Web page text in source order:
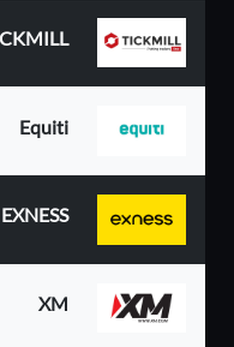
Equiti
EXNESS
XM